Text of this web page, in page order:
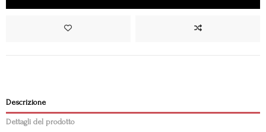
Descrizione
Dettagli del prodotto